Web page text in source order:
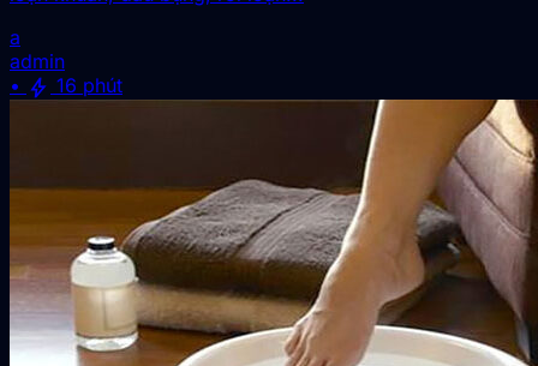
a
admin
• bolt 16 phút